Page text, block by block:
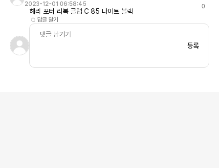
2023-12-01 06:58:45
해리 포터 리복 클럽 C 85 나이트 블랙
답글 달기
0
등록